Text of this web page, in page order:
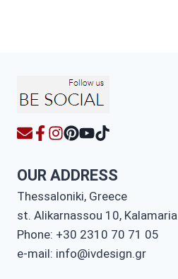
OUR ADDRESS
Thessaloniki, Greece
st. Alikarnassou 10, Kalamaria
Phone: +30 2310 70 71 05
e-mail: info@ivdesign.gr